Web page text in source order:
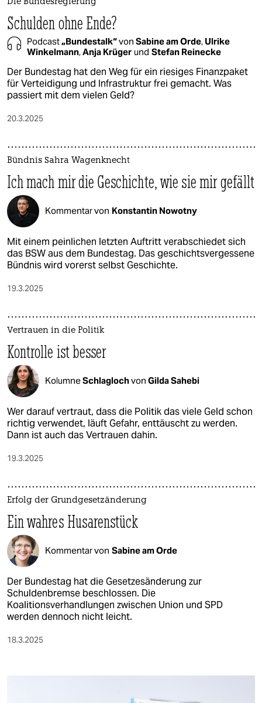
Die Bundesregierung
Schulden ohne Ende?
Podcast„Bundestalk“von Sabine am Orde, Ulrike
Winkelmann,Anja Krüger und Stefan Reinecke
Der Bundestag hat den Weg für ein riesiges Finanzpaket
für Verteidigung und Infrastruktur frei gemacht. Was
passiert mit dem vielen Geld?
20.3.2025
Bündnis Sahra Wagenknecht
Ich mach mir die Geschichte, wie sie mir gefällt
Kommentar von Konstantin Nowotny
Mit einem peinlichen letzten Auftritt verabschiedet sich
das BSW aus dem Bundestag. Das geschichtsvergessene
Bündnis wird vorerst selbst Geschichte.
19.3.2025
Vertrauen in die Politik
Kontrolle ist besser
KolumneSchlaglochvon Gilda Sahebi
Wer darauf vertraut, dass die Politik das viele Geld schon
richtig verwendet, läuft Gefahr, enttäuscht zu werden.
Dann ist auch das Vertrauen dahin.
19.3.2025
Erfolg der Grundgesetzänderung
Ein wahres Husarenstück
Kommentar von Sabine am Orde
Der Bundestag hat die Gesetzesänderung zur
Schuldenbremse beschlossen. Die
Koalitionsverhandlungen zwischen Union und SPD
werden dennoch nicht leicht.
18.3.2025